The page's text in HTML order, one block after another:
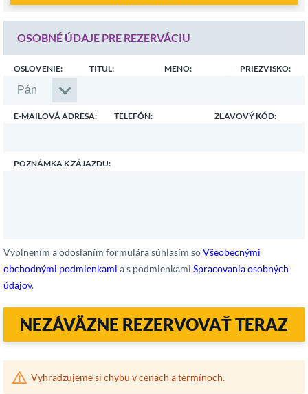
OSOBNÉ ÚDAJE PRE REZERVÁCIU
OSLOVENIE: TITUL: MENO: PRIEZVISKO:
E-MAILOVÁ ADRESA: TELEFÓN: ZĽAVOVÝ KÓD:
POZNÁMKA K ZÁJAZDU:
Vyplnením a odoslaním formulára súhlasím soVšeobecnými
obchodnými podmienkami a s podmienkami Spracovania osobných
údajov.
NEZÁVÄZNE REZERVOVAŤ TERAZ
Vyhradzujeme si chybu v cenách a termínoch.